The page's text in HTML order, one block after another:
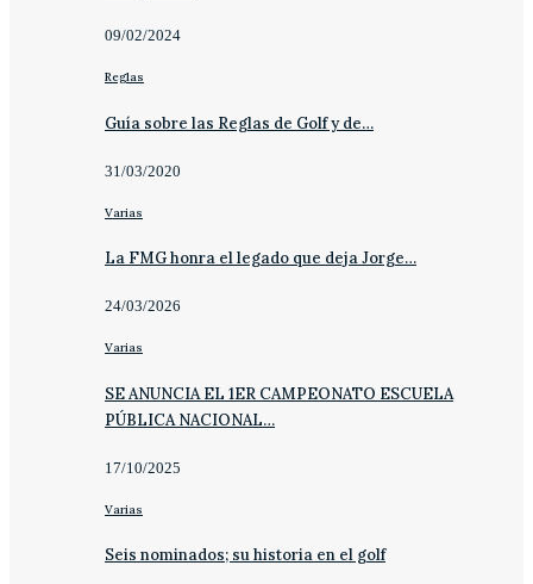
09/02/2024
Reglas
Guía sobre las Reglas de Golf y de…
31/03/2020
Varias
La FMG honra el legado que deja Jorge…
24/03/2026
Varias
SE ANUNCIA EL 1ER CAMPEONATO ESCUELA
PÚBLICA NACIONAL…
17/10/2025
Varias
Seis nominados; su historia en el golf